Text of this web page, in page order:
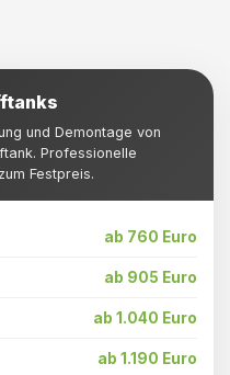
und Demontage von
Professionelle
Festpreis.
ab 760 Euro
ab 905 Euro
ab 1.040 Euro
ab 1.190 Euro